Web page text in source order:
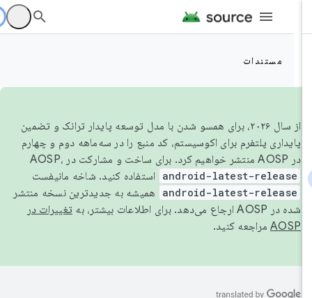
مستندات
از سال ۲۰۲۶، برای همسو شدن با مدل توسعه پایدار ترانک و تضمین
پایداری پلتفرم برای اکوسیستم، کد منبع را در سه‌ماهه دوم و چهارم
در AOSP منتشر خواهیم کرد. برای ساخت و مشارکت در AOSP،
android-latest-release استفاده کنید. شاخه مانیفست
android-latest-release همیشه به جدیدترین نسخه منتشر
شده در AOSP ارجاع می‌دهد. برای اطلاعات بیشتر، به
تغییرات در
AOSPمراجعه کنید.